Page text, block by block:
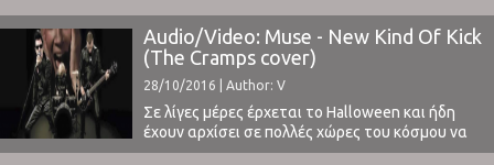
Audio/Video: Muse - New Kind Of Kick
(The Cramps cover)
28/10/2016 | Author: V
Σε λίγες μέρες έρχεται το Halloween και ήδη
έχουν αρχίσει σε πολλές χώρες του κόσμου να
σφάζουν αθώες κολοκύθες για να αποκτήσουν